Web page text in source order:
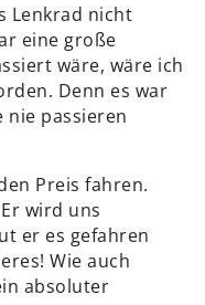
Lenkrad nicht
eine große
wäre, wäre ich
Denn es war
nie passieren
Preis fahren.
wird uns
er es gefahren
Wie auch
absoluter